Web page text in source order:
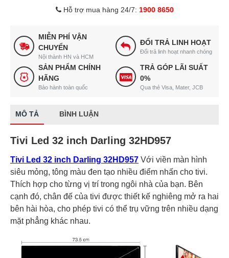
Hỗ trợ mua hàng 24/7: 1900 8650
MIỄN PHÍ VẬN
CHUYỂN
Nội thành HN và HCM
ĐỔI TRẢ LINH HOẠT
Đổi trả linh hoạt nhanh chóng
SẢN PHẨM CHÍNH
HÃNG
Bảo hành toàn quốc
TRẢ GÓP LÃI SUẤT
0%
Qua thẻ Visa, Mater, JCB
MÔ TẢ BÌNH LUẬN
Tivi Led 32 inch Darling 32HD957
Tivi Led 32 inch Darling 32HD957 Với viền màn hình
siêu mỏng, tông màu đen tạo nhiều điểm nhấn cho tivi.
Thích hợp cho từng vị trí trong ngôi nhà của bạn. Bên
cạnh đó, chân đế của tivi được thiết kế nghiêng mở ra hai
bên hài hòa, cho phép tivi có thể trụ vững trên nhiều dạng
mặt phẳng khác nhau.